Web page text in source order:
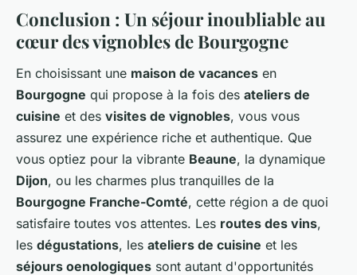
Conclusion : Un séjour inoubliable au
cœur des vignobles de Bourgogne
En choisissant une maison de vacances en
Bourgogne qui propose à la fois des ateliers de
cuisine et des visites de vignobles, vous vous
assurez une expérience riche et authentique. Que
vous optiez pour la vibrante Beaune, la dynamique
Dijon, ou les charmes plus tranquilles de la
Bourgogne Franche-Comté, cette région a de quoi
satisfaire toutes vos attentes. Les routes des vins,
les dégustations, les ateliers de cuisine et les
séjours oenologiques sont autant d'opportunités